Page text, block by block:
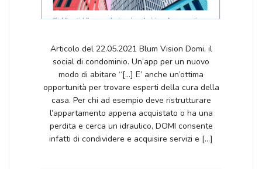
Articolo del 22.05.2021 Blum Vision Domi, il
social di condominio. Un’app per un nuovo
modo di abitare “[…] E’ anche un’ottima
opportunità per trovare esperti della cura della
casa. Per chi ad esempio deve ristrutturare
l’appartamento appena acquistato o ha una
perdita e cerca un idraulico, DOMI consente
infatti di condividere e acquisire servizi e […]